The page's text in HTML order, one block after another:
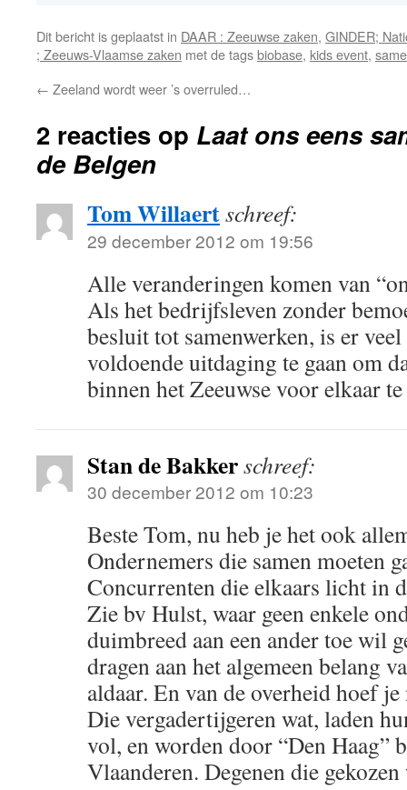
Dit bericht is geplaatst in DAAR : Zeeuwse zaken, GINDER;
; Zeeuws-Vlaamse zaken met de tagsbiobase, kids event,
← Zeeland wordt weer ’s overruled…
2 reacties op Laat ons eens
de Belgen
Tom Willaertschreef:
29 december 2012 om 19:56
Alle veranderingen komen van
Als het bedrijfsleven zonder
besluit tot samenwerken, is er
voldoende uitdaging te gaan om
binnen het Zeeuwse voor elkaar
Stan de Bakkerschreef:
30 december 2012 om 10:23
Beste Tom, nu heb je het ook
Ondernemers die samen moeten
Concurrenten die elkaars licht in
Zie bv Hulst, waar geen enkele
duimbreed aan een ander toe wil
dragen aan het algemeen belang
aldaar. En van de overheid hoef
Die vergadertijgeren wat, laden
vol, en worden door “Den Haag”
Vlaanderen. Degenen die